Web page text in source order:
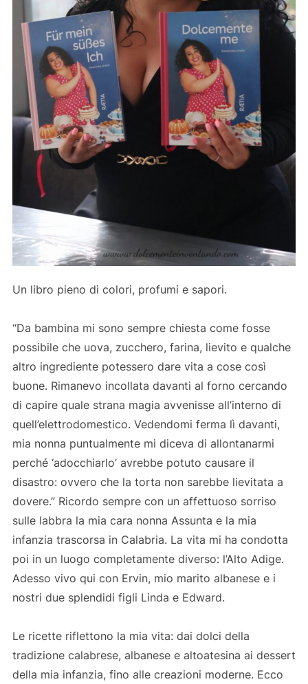
Un libro pieno di colori, profumi e sapori.
“Da bambina mi sono sempre chiesta come fosse
possibile che uova, zucchero, farina, lievito e qualche
altro ingrediente potessero dare vita a cose così
buone. Rimanevo incollata davanti al forno cercando
di capire quale strana magia avvenisse all’interno di
quell’elettrodomestico. Vedendomi ferma lì davanti,
mia nonna puntualmente mi diceva di allontanarmi
perché ‘adocchiarlo’ avrebbe potuto causare il
disastro: ovvero che la torta non sarebbe lievitata a
dovere.” Ricordo sempre con un affettuoso sorriso
sulle labbra la mia cara nonna Assunta e la mia
infanzia trascorsa in Calabria. La vita mi ha condotta
poi in un luogo completamente diverso: l’Alto Adige.
Adesso vivo qui con Ervin, mio marito albanese e i
nostri due splendidi figli Linda e Edward.
Le ricette riflettono la mia vita: dai dolci della
tradizione calabrese, albanese e altoatesina ai dessert
della mia infanzia, fino alle creazioni moderne. Ecco